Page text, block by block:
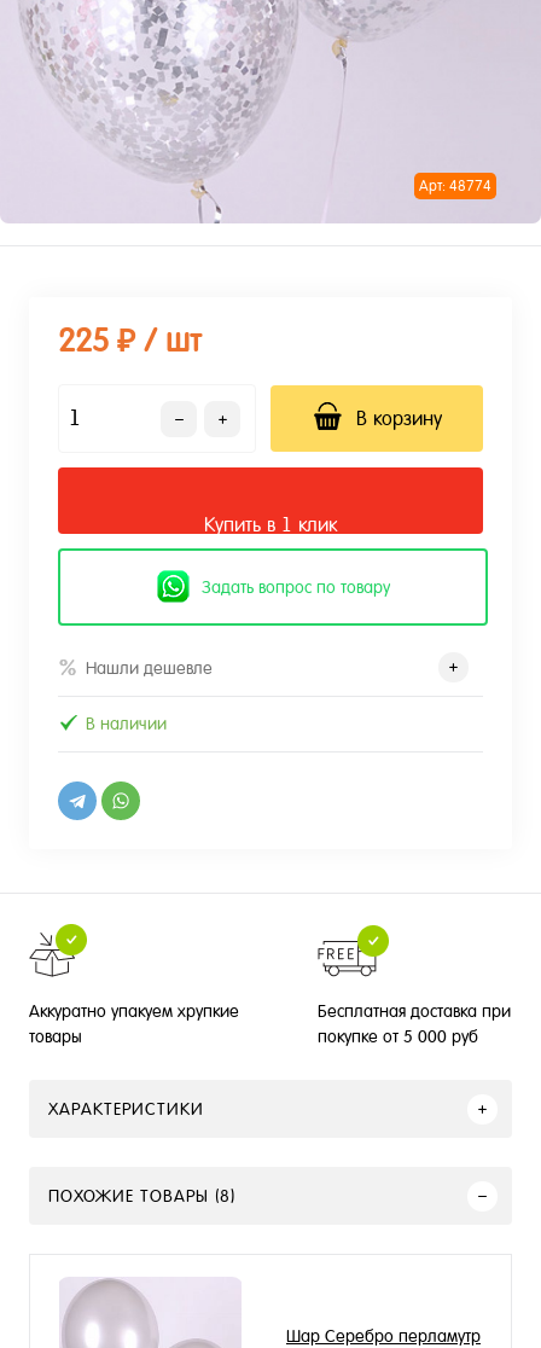
Арт: 48774
225 ₽ / шт
В корзину
Купить в 1 клик
Задать вопрос по товару
Нашли дешевле
В наличии
Аккуратно упакуем хрупкие
товары
Бесплатная доставка при
покупке от 5 000 руб
ХАРАКТЕРИСТИКИ
ПОХОЖИЕ ТОВАРЫ (8)
Шар Серебро перламутр